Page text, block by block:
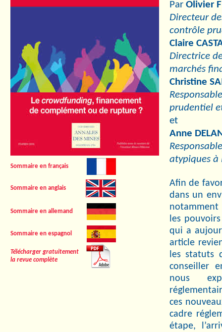
Sommaire en français
Sommaire en anglais
Sommaire en allemand
Sommaire en espagnol
Télécharger gratuitement
la revue complète
Par Olivier
Directeur
contrôle
Claire
Directrice
marchés
Christine
prudentiel
et
Anne
atypiques à
Afin de
dans un
notamment
les
qui a
article
les statuts
conseiller
nous
ces
cadre
étape,